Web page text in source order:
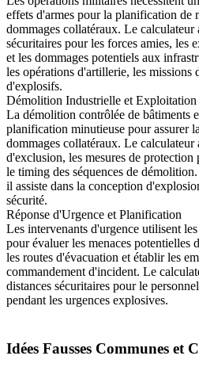
effets d'armes pour la planification de
dommages collatéraux. Le calculateur
sécuritaires pour les forces amies, les
et les dommages potentiels aux
les opérations d'artillerie, les
d'explosifs.
Démolition Industrielle et
La démolition contrôlée de bâtiments
planification minutieuse pour assurer
dommages collatéraux. Le calculateur
d'exclusion, les mesures de protection
le timing des séquences de
il assiste dans la conception
sécurité.
Réponse d'Urgence et Planification
Les intervenants d'urgence utilisent
pour évaluer les menaces
les routes d'évacuation et établir les
commandement d'incident. Le
distances sécuritaires pour le
pendant les urgences explosives.
Idées Fausses Communes et